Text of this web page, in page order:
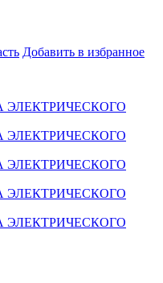
Добавить в избранное
ЭЛЕКТРИЧЕСКОГО
ЭЛЕКТРИЧЕСКОГО
ЭЛЕКТРИЧЕСКОГО
ЭЛЕКТРИЧЕСКОГО
ЭЛЕКТРИЧЕСКОГО